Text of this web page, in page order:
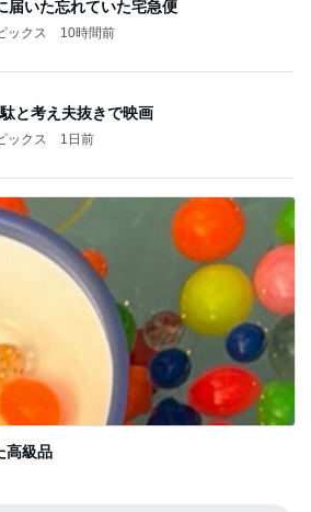
届いた忘れていた宅急便
ックス 10時間前
と考え夫抜きで映画
ックス 1日前
高級品